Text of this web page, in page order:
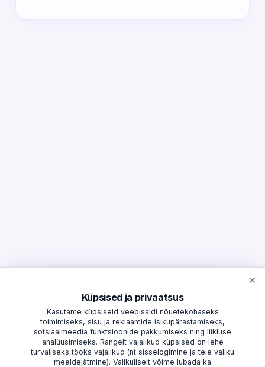
×
Küpsised ja privaatsus
Kasutame küpsiseid veebisaidi nõuetekohaseks
toimimiseks, sisu ja reklaamide isikupärastamiseks,
sotsiaalmeedia funktsioonide pakkumiseks ning liikluse
analüüsimiseks. Rangelt vajalikud küpsised on lehe
turvaliseks tööks vajalikud (nt sisselogimine ja teie valiku
meeldejätmine). Valikuliselt võime lubada ka